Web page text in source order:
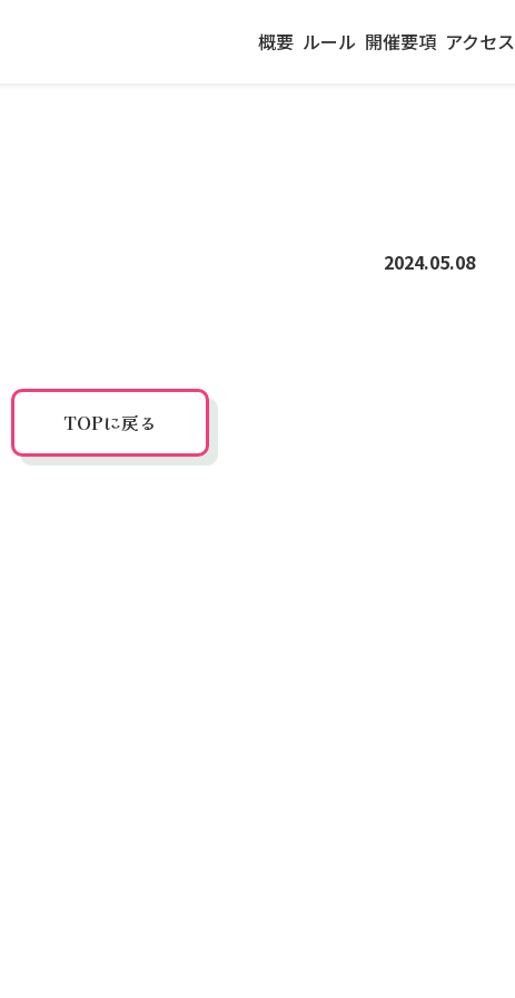
概要 ルール 開催要項 アクセス
2024.05.08
TOPに戻る